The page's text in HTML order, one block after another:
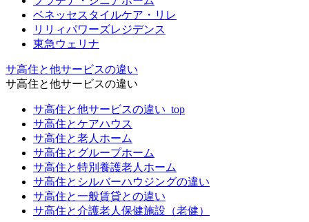
ベネッセスタイルケア・リレ
リリィパワーズレジデンス
東急ウェリナ
サ高住と他サービスの違い
サ高住と他サービスの違い
サ高住と他サービスの違い_top
サ高住とケアハウス
サ高住と老人ホーム
サ高住とグループホーム
サ高住と特別養護老人ホーム
サ高住とシルバーハウジングの違い
サ高住と一般賃貸との違い
サ高住と介護老人保健施設（老健）